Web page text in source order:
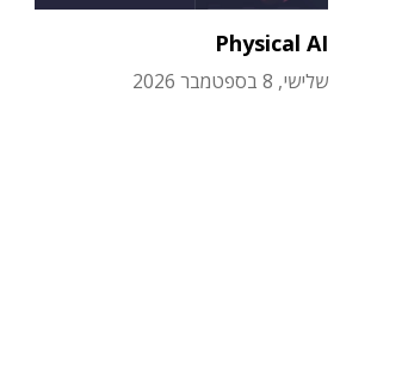
Physical AI
שלישי, 8 בספטמבר 2026